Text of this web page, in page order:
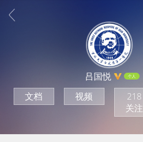
吕国悦 个人
文档 视频
218
关注